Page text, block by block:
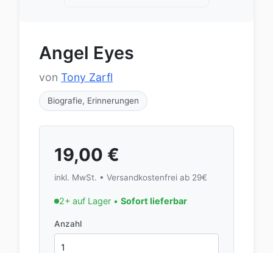
Angel Eyes
von Tony Zarfl
Biografie, Erinnerungen
19,00 €
inkl. MwSt. • Versandkostenfrei ab 29€
2+ auf Lager • Sofort lieferbar
Anzahl